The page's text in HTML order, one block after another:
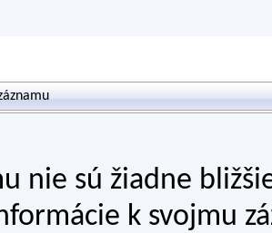
nie sú žiadne
k svojmu